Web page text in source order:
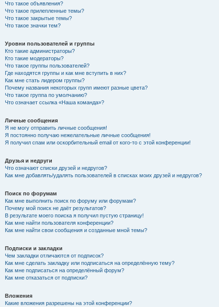
Что такое объявления?
Что такое прилепленные темы?
Что такое закрытые темы?
Что такое значки тем?
Уровни пользователей и группы
Кто такие администраторы?
Кто такие модераторы?
Что такое группы пользователей?
Где находятся группы и как мне вступить в них?
Как мне стать лидером группы?
Почему названия некоторых групп имеют разные цвета?
Что такое группа по умолчанию?
Что означает ссылка «Наша команда»?
Личные сообщения
Я не могу отправить личные сообщения!
Я постоянно получаю нежелательные личные сообщения!
Я получил спам или оскорбительный email от кого-то с этой конференции!
Друзья и недруги
Что означают списки друзей и недругов?
Как мне добавлять/удалять пользователей в списках моих друзей и недругов?
Поиск по форумам
Как мне выполнить поиск по форуму или форумам?
Почему мой поиск не даёт результатов?
В результате моего поиска я получил пустую страницу!
Как мне найти пользователя конференции?
Как мне найти свои сообщения и созданные мной темы?
Подписки и закладки
Чем закладки отличаются от подписок?
Как мне сделать закладку или подписаться на определённую тему?
Как мне подписаться на определённый форум?
Как мне отказаться от подписки?
Вложения
Какие вложения разрешены на этой конференции?